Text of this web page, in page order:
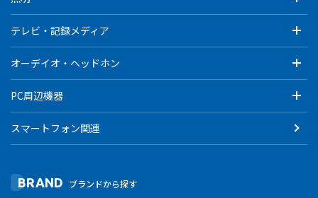
テレビ・記録メディア
オーデイオ・ヘッドホン
PC周辺機器
スマートフォン関連
BRAND ブランドから探す